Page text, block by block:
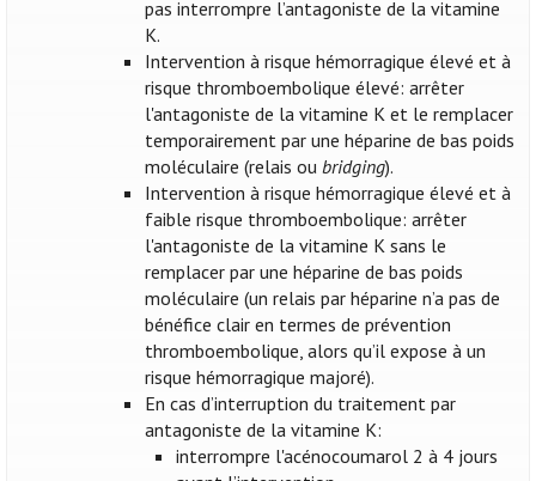
pas interrompre l’antagoniste de la vitamine
K.
Intervention à risque hémorragique élevé et à
risque thromboembolique élevé: arrêter
l'antagoniste de la vitamine K et le remplacer
temporairement par une héparine de bas poids
moléculaire (relais ou bridging).
Intervention à risque hémorragique élevé et à
faible risque thromboembolique: arrêter
l'antagoniste de la vitamine K sans le
remplacer par une héparine de bas poids
moléculaire (un relais par héparine n’a pas de
bénéfice clair en termes de prévention
thromboembolique, alors qu’il expose à un
risque hémorragique majoré).
En cas d’interruption du traitement par
antagoniste de la vitamine K:
interrompre l'acénocoumarol 2 à 4 jours